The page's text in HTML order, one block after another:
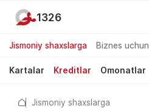
Jismoniy shaxslarga Biznes uchun
Kartalar Kreditlar Omonatlar
1326
Jismoniy shaxslarga